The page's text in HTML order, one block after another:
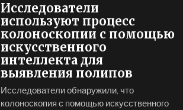
Исследователи
используют процесс
колоноскопии с помощью
искусственного
интеллекта для
выявления полипов
Исследователи обнаружили, что
колоноскопия с помощью искусственного